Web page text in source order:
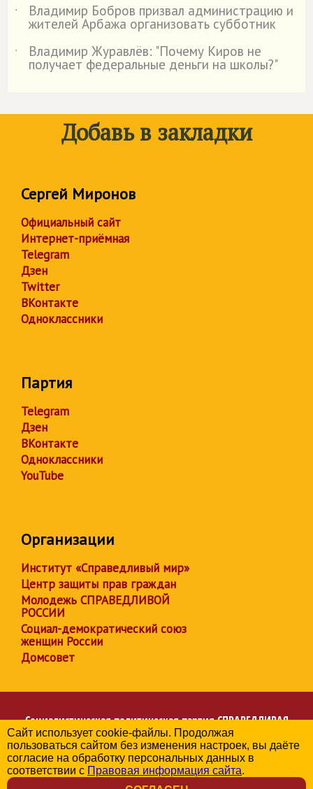
˙
Владимир Бобров призвал администрацию и
жителей Арбажа организовать субботник
˙
Владимир Журавлёв: "Почему Киров не
получает федеральные деньги на школы?"
Добавь в закладки
Сергей Миронов
Официальный сайт
Интернет-приёмная
Telegram
Дзен
Twitter
ВКонтакте
Одноклассники
Партия
Telegram
Дзен
ВКонтакте
Одноклассники
YouTube
Организации
Институт «Справедливый мир»
Центр защиты прав граждан
Молодежь СПРАВЕДЛИВОЙ
РОССИИ
Социал-демократический союз
женщин России
Домсовет
Социалистическая политическая партияСПРАВЕДЛИВАЯ
РОССИЯ
Региональное отделение партии в Кировской области
© 2006-2026
Политика в отношении обработки персональных данных
Сайт использует cookie-файлы. Продолжая
пользоваться сайтом без изменения настроек, вы даёте
согласие на обработку персональных данных в
соответствии с Правовая информация сайта.